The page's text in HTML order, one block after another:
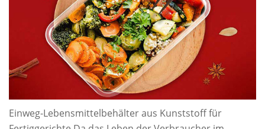
Einweg-Lebensmittelbehälter aus Kunststoff für